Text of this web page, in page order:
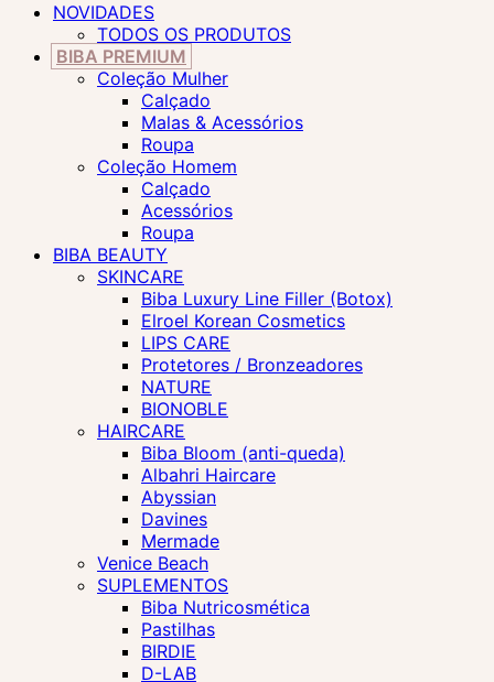
NOVIDADES
TODOS OS PRODUTOS
BIBA PREMIUM
Coleção Mulher
Calçado
Malas & Acessórios
Roupa
Coleção Homem
Calçado
Acessórios
Roupa
BIBA BEAUTY
SKINCARE
Biba Luxury Line Filler (Botox)
Elroel Korean Cosmetics
LIPS CARE
Protetores / Bronzeadores
NATURE
BIONOBLE
HAIRCARE
Biba Bloom (anti-queda)
Albahri Haircare
Abyssian
Davines
Mermade
Venice Beach
SUPLEMENTOS
Biba Nutricosmética
Pastilhas
BIRDIE
D-LAB